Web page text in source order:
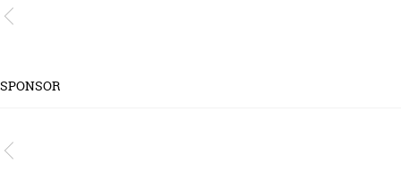
SPONSOR